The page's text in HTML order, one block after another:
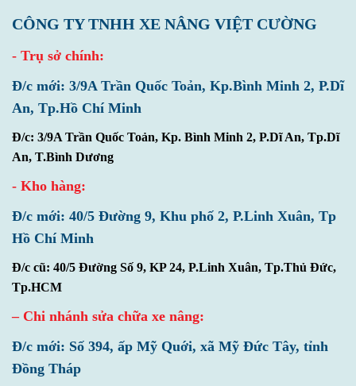
CÔNG TY TNHH XE NÂNG VIỆT CƯỜNG
- Trụ sở chính:
Đ/c mới: 3/9A Trần Quốc Toản, Kp.Bình Minh 2, P.Dĩ
An, Tp.Hồ Chí Minh
Đ/c: 3/9A Trần Quốc Toản, Kp. Bình Minh 2, P.Dĩ An, Tp.Dĩ
An, T.Bình Dương
- Kho hàng:
Đ/c mới: 40/5 Đường 9, Khu phố 2, P.Linh Xuân, Tp
Hồ Chí Minh
Đ/c cũ: 40/5 Đường Số 9, KP 24, P.Linh Xuân, Tp.Thủ Đức,
Tp.HCM
– Chi nhánh sửa chữa xe nâng:
Đ/c mới: Số 394, ấp Mỹ Quới, xã Mỹ Đức Tây, tỉnh
Đồng Tháp